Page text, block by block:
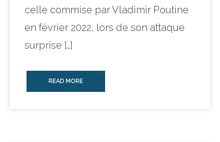
celle commise par Vladimir Poutine
en février 2022, lors de son attaque
surprise […]
READ MORE